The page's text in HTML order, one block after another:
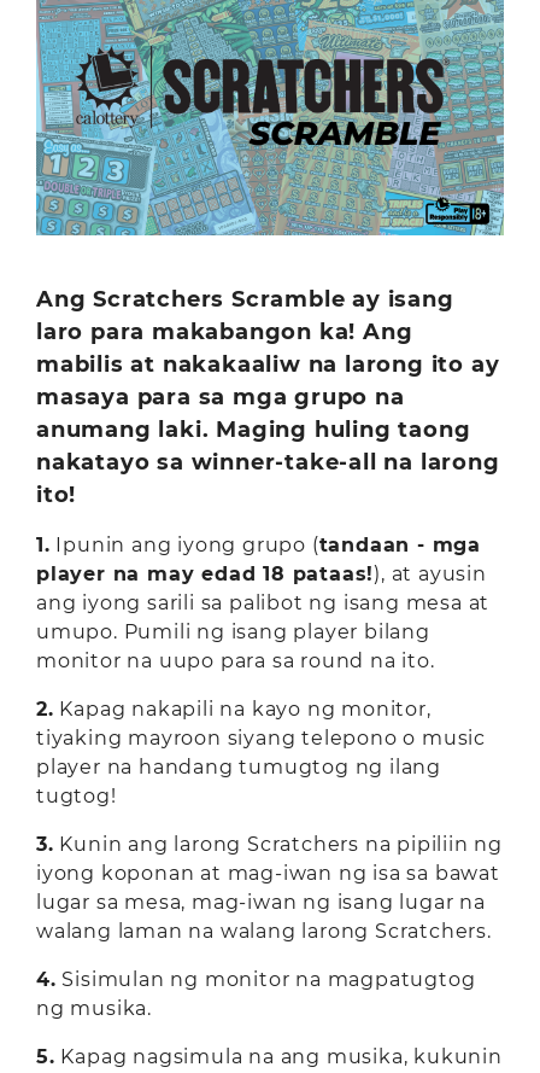
Ang Scratchers Scramble ay isang
laro para makabangon ka! Ang
mabilis at nakakaaliw na larong ito ay
masaya para sa mga grupo na
anumang laki. Maging huling taong
nakatayo sa winner-take-all na larong
ito!
1. Ipunin ang iyong grupo (tandaan - mga
player na may edad 18 pataas!), at ayusin
ang iyong sarili sa palibot ng isang mesa at
umupo. Pumili ng isang player bilang
monitor na uupo para sa round na ito.
2. Kapag nakapili na kayo ng monitor,
tiyaking mayroon siyang telepono o music
player na handang tumugtog ng ilang
tugtog!
3. Kunin ang larong Scratchers na pipiliin ng
iyong koponan at mag-iwan ng isa sa bawat
lugar sa mesa, mag-iwan ng isang lugar na
walang laman na walang larong Scratchers.
4. Sisimulan ng monitor na magpatugtog
ng musika.
5. Kapag nagsimula na ang musika, kukunin